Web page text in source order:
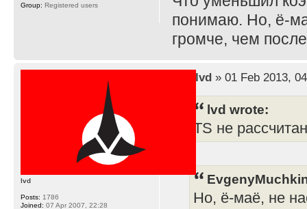
понимаю. Но, ё-
громче, чем
Group: Registered users
lvd» 01 Feb 2013,
lvd wrote:
TS не
Но, ё-маё, не
lvd
Posts: 1786
Joined: 07 Apr 2007, 22:28